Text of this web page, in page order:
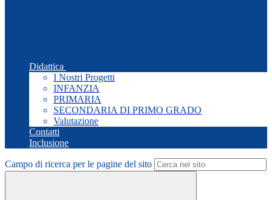
Didattica
I Nostri Progetti
INFANZIA
PRIMARIA
SECONDARIA DI PRIMO GRADO
Valutazione
Contatti
Inclusione
Campo di ricerca per le pagine del sito